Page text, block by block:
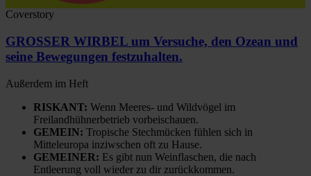
Coverstory
GROSSER WIRBEL um Versuche, den Ozean und
seine Bewegungen festzuhalten.
Außerdem im Heft
RISKANT: Wenn Meeres- und Wildvögel im
Freilandhühnerbetrieb vorbeischauen.
GEMEIN: Tropische Stechmücken fühlen sich in
Mitteleuropa inziwschen oft zu Hause.
GEMEINER: Es gibt nun Weinflaschen, die nach
Entleerung voll wieder zu dir zurückkommen.